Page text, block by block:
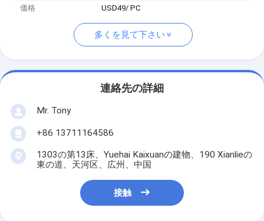
価格
USD49/ PC
多くを見て下さい
連絡先の詳細
Mr. Tony
+86 13711164586
1303の第13床、Yuehai Kaixuanの建物、190 Xianlieの
東の道、天河区、広州、中国
接触